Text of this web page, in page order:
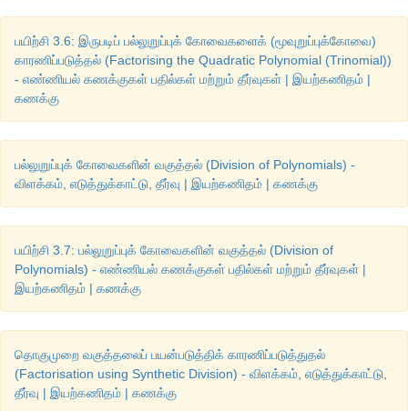
சரிபார்த்தல் :
2(14+4) = 36
2 × 18 = 36
l = 3b + 2            …………(2)
பயிற்சி 3.6: இருபடிப் பல்லுறுப்புக் கோவைகளைக் (மூவுறுப்புக்கோவை)
காரணிப்படுத்தல் (Factorising the Quadratic Polynomial (Trinomial))
- எண்ணியல் கணக்குகள் பதில்கள் மற்றும் தீர்வுகள் | இயற்கணிதம் |
கணக்கு
பல்லுறுப்புக் கோவைகளின் வகுத்தல் (Division of Polynomials) -
விளக்கம், எடுத்துக்காட்டு, தீர்வு | இயற்கணிதம் | கணக்கு
பயிற்சி 3.7: பல்லுறுப்புக் கோவைகளின் வகுத்தல் (Division of
Polynomials) - எண்ணியல் கணக்குகள் பதில்கள் மற்றும் தீர்வுகள் |
இயற்கணிதம் | கணக்கு
தொகுமுறை வகுத்தலைப் பயன்படுத்திக் காரணிப்படுத்துதல்
(Factorisation using Synthetic Division) - விளக்கம், எடுத்துக்காட்டு,
தீர்வு | இயற்கணிதம் | கணக்கு